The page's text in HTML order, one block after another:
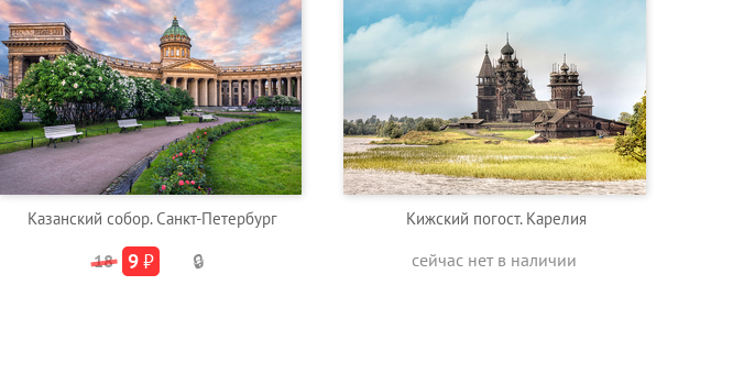
Казанский собор. Санкт-Петербург
18 9₽ 🔒
Кижский погост. Карелия
сейчас нет в наличии